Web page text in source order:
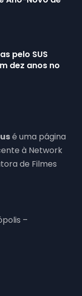
pelo SUS
dez anos no
é uma página
à Network
de Filmes
–